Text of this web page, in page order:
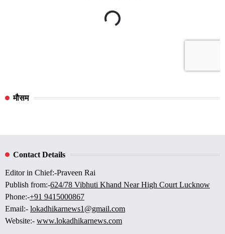
मौसम
Contact Details
Editor in Chief:-Praveen Rai
Publish from:-624/78 Vibhuti Khand Near High Court Lucknow
Phone:-+91 9415000867
Email:- lokadhikarnews1@gmail.com
Website:- www.lokadhikarnews.com